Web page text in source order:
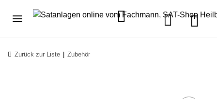
Zurück zur Liste Zubehör